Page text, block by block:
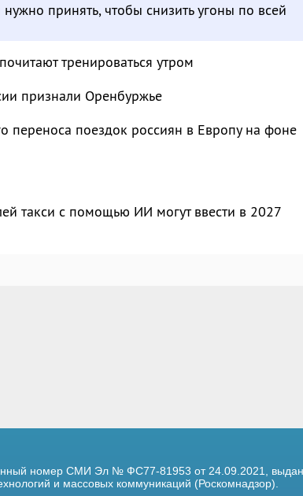
принять, чтобы снизить угоны по всей
тренироваться утром
признали Оренбуржье
переноса поездок россиян в Европу на фоне
такси с помощью ИИ могут ввести в 2027
номер СМИ Эл № ФС77-81953 от 24.09.2021,
и массовых коммуникаций (Роскомнадзор).